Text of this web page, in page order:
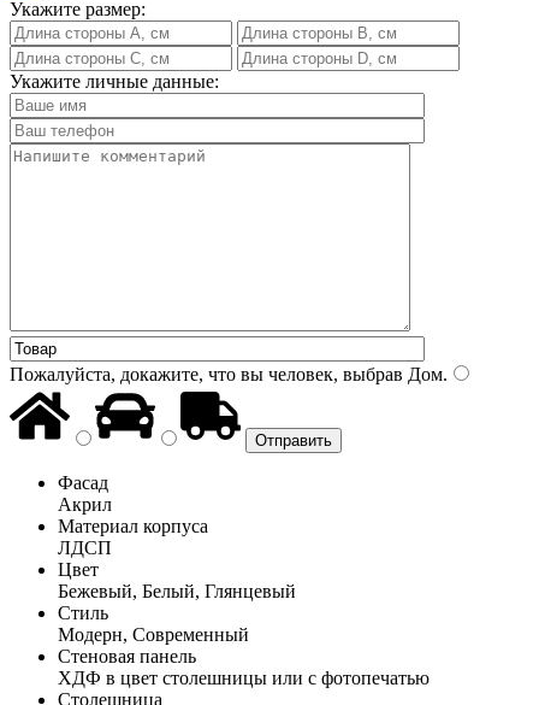
Укажите размер:
Укажите личные данные:
Пожалуйста, докажите, что вы человек, выбрав Дом.
Фасад
Акрил
Материал корпуса
ЛДСП
Цвет
Бежевый, Белый, Глянцевый
Стиль
Модерн, Современный
Стеновая панель
ХДФ в цвет столешницы или с фотопечатью
Столешница